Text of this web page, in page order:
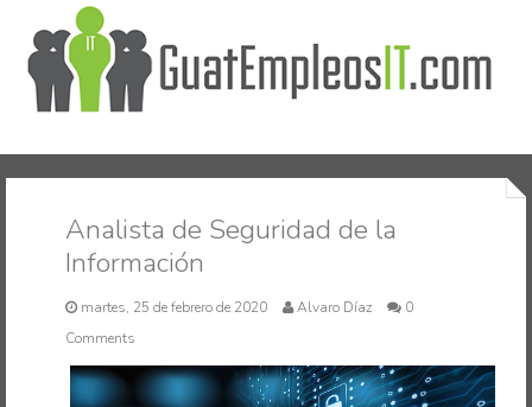
Inicio
Analista de Seguridad de la
Información
martes, 25 de febrero de 2020 Alvaro Díaz
0
Comments